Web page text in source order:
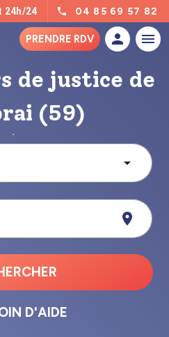
24h/24 04 85 69 57 82
PRENDRE RDV
de justice de
(59)
D'AIDE